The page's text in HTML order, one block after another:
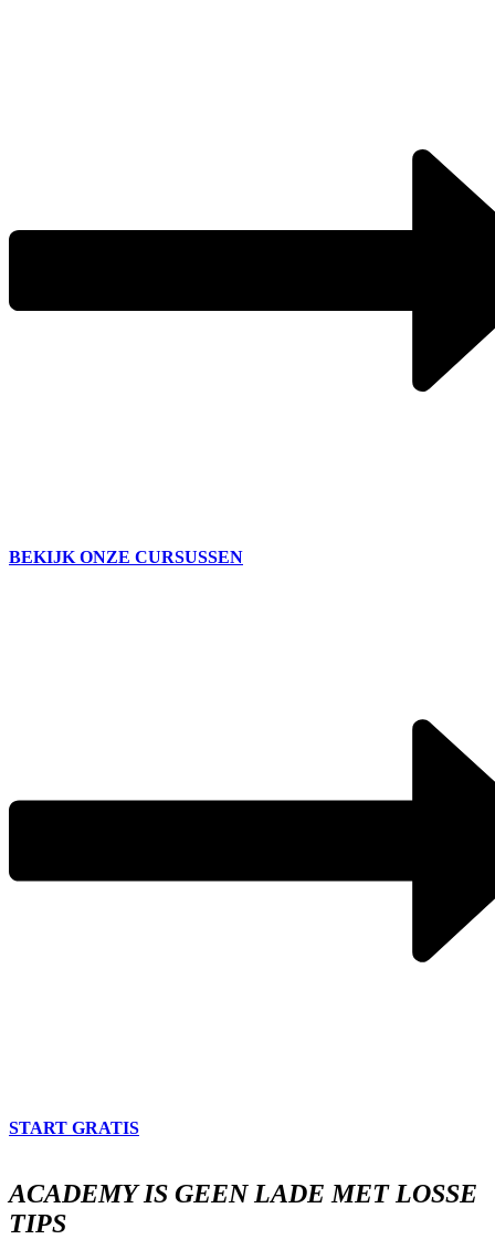
BEKIJK ONZE CURSUSSEN
START GRATIS
ACADEMY IS GEEN LADE MET LOSSE
TIPS